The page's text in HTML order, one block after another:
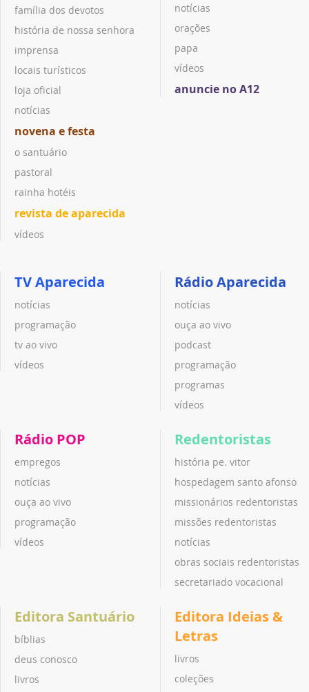
família dos devotos
história de nossa senhora
imprensa
locais turísticos
loja oficial
notícias
novena e festa
o santuário
pastoral
rainha hotéis
revista de aparecida
vídeos
notícias
orações
papa
vídeos
anuncie no A12
TV Aparecida
notícias
programação
tv ao vivo
vídeos
Rádio Aparecida
notícias
ouça ao vivo
podcast
programação
programas
vídeos
Rádio POP
empregos
notícias
ouça ao vivo
programação
vídeos
Redentoristas
história pe. vitor
hospedagem santo afonso
missionários redentoristas
missões redentoristas
notícias
obras sociais redentoristas
secretariado vocacional
Editora Santuário
bíblias
deus conosco
livros
Editora Ideias &
Letras
livros
coleções